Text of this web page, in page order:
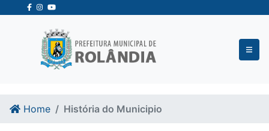
Ir para o conteudo
Ir para o fim do conteudo
Home História do Municipio